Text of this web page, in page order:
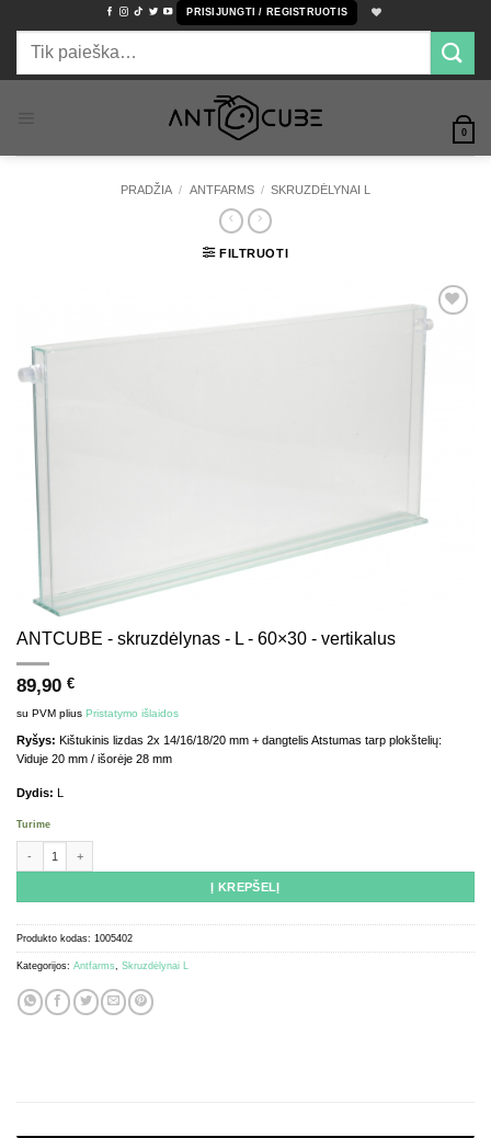
content
PRISIJUNGTI / REGISTRUOTIS
Ieškoti:
0
PRADŽIA / ANTFARMS / SKRUZDĖLYNAI L
FILTRUOTI
ANTCUBE - skruzdėlynas - L - 60×30 - vertikalus
89,90 €
su PVM plius Pristatymo išlaidos
Ryšys: Kištukinis lizdas 2x 14/16/18/20 mm + dangtelis Atstumas tarp plokštelių:
Viduje 20 mm / išorėje 28 mm
Dydis: L
Turime
Į KREPŠELĮ
Produkto kodas: 1005402
Kategorijos: Antfarms Skruzdėlynai L